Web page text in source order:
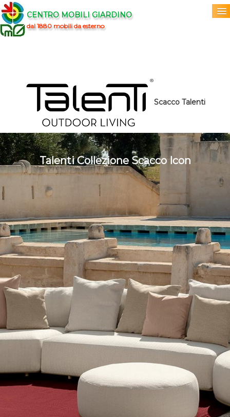
CENTRO MOBILI GIARDINO
dal 1880 mobili da esterno
▼
Prodotti▼
Info▼
0
Scacco Talenti
Talenti Collezione Scacco Icon